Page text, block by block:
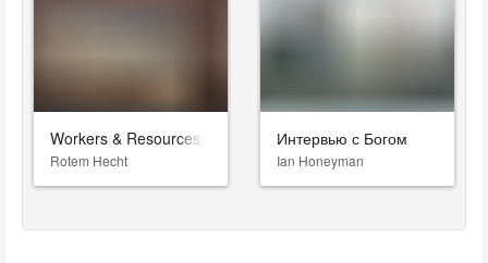
Workers & Resources: Soviet Republic
Rotem Hecht
Интервью с Богом
Ian Honeyman